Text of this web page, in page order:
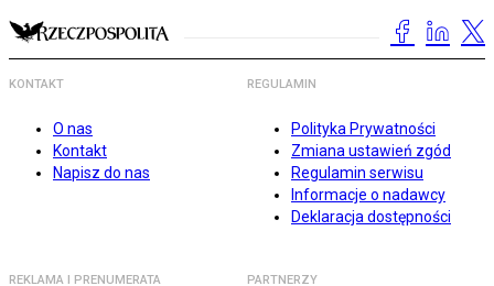
KONTAKT
O nas
Kontakt
Napisz do nas
REGULAMIN
Polityka Prywatności
Zmiana ustawień zgód
Regulamin serwisu
Informacje o nadawcy
Deklaracja dostępności
REKLAMA I PRENUMERATA PARTNERZY